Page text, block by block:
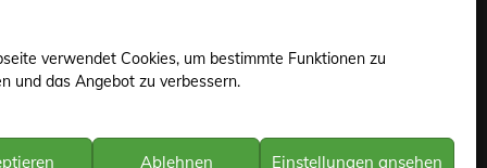
verwendet Cookies, um bestimmte Funktionen zu
und das Angebot zu verbessern.
Ablehnen Einstellungen ansehen